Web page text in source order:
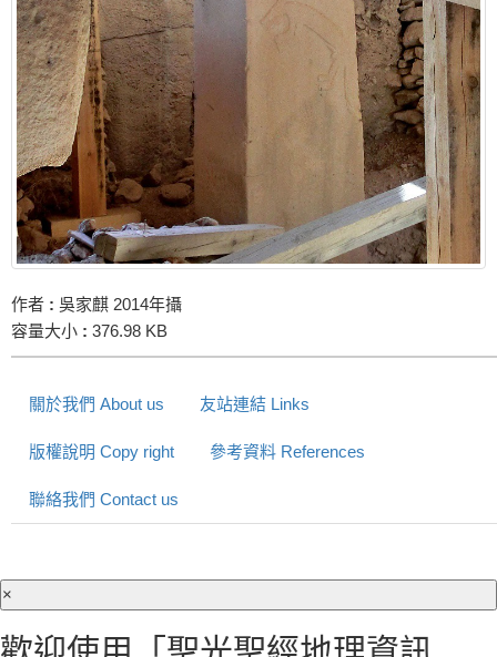
作者 : 吳家麒 2014年攝
容量大小 : 376.98 KB
關於我們 About us 友站連結 Links
版權說明 Copy right 參考資料 References
聯絡我們 Contact us
×